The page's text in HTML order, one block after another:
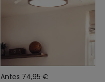
Antes 74,95 €